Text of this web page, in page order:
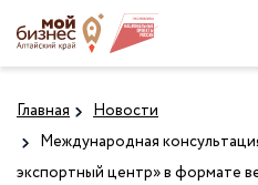
Главная
Новости
Международная
экспортный центр» в формате